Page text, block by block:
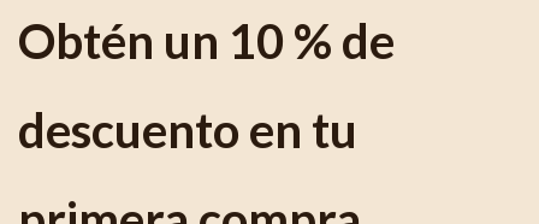
Obtén un 10 % de
descuento en tu